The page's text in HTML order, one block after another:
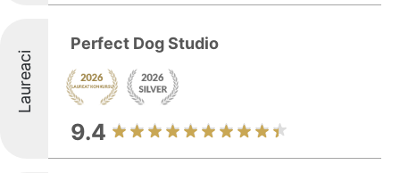
Laureaci
Perfect Dog Studio
9.4